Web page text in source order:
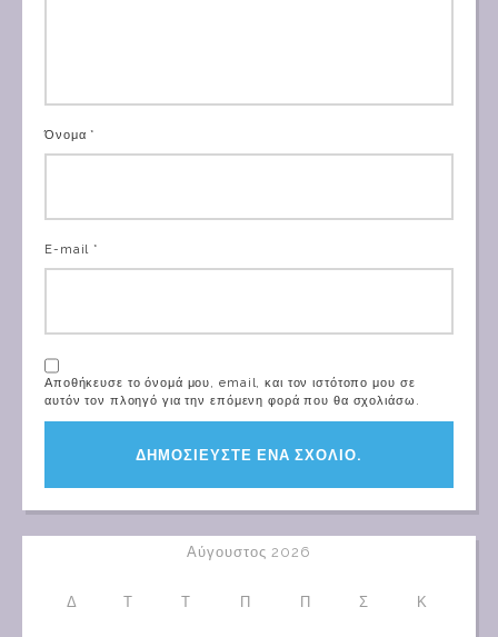
Όνομα *
E-mail *
Αποθήκευσε το όνομά μου, email, και τον ιστότοπο μου σε
αυτόν τον πλοηγό για την επόμενη φορά που θα σχολιάσω.
Αύγουστος 2026
Δ Τ Τ Π Π Σ Κ